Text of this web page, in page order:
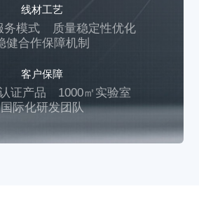
线材工艺
务模式
质量稳定性优化
健合作保障机制
客户保障
证产品
1000㎡实验室
国际化研发团队